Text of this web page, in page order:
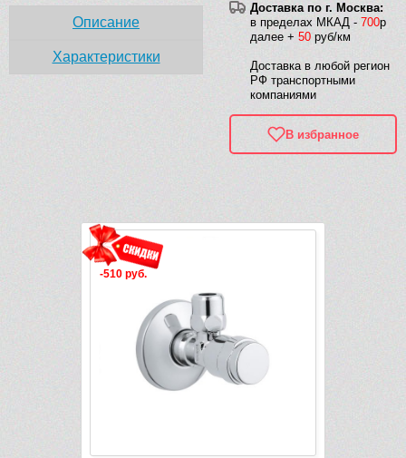
Доставка по г. Москва:
в пределах МКАД - 700р
далее + 50 руб/км
Доставка в любой регион
РФ транспортными
компаниями
В избранное
Описание
Характеристики
-510 руб.